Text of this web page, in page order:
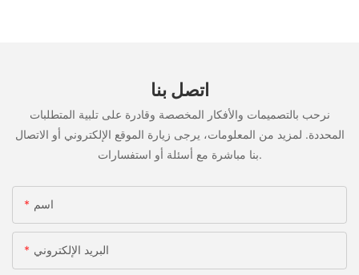
اتصل بنا
نرحب بالتصميمات والأفكار المخصصة وقادرة على تلبية المتطلبات
المحددة. لمزيد من المعلومات، يرجى زيارة الموقع الإلكتروني أو الاتصال
بنا مباشرة مع أسئلة أو استفسارات.
اسم
البريد الإلكتروني